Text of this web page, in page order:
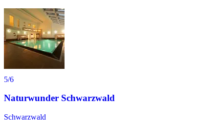
5/6
Naturwunder Schwarzwald
Schwarzwald